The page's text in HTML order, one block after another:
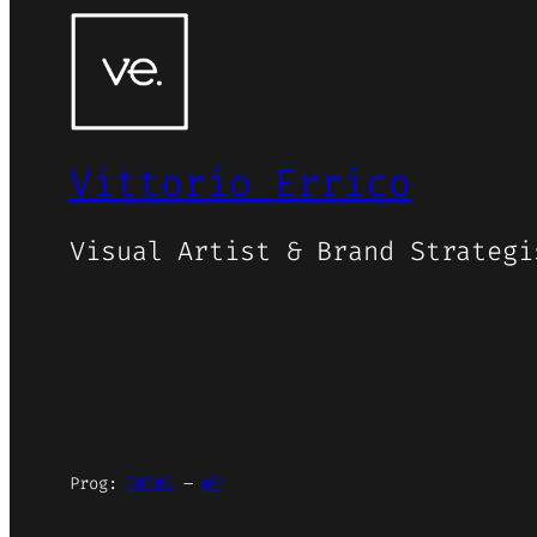
Vittorio Errico
Visual Artist & Brand
Prog:TWTW5 – WP